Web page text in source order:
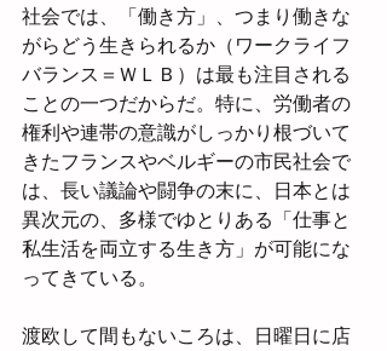
社会では、「働き方」、つまり働きな
がらどう生きられるか（ワークライフ
バランス＝ＷＬＢ）は最も注目される
ことの一つだからだ。特に、労働者の
権利や連帯の意識がしっかり根づいて
きたフランスやベルギーの市民社会で
は、長い議論や闘争の末に、日本とは
異次元の、多様でゆとりある「仕事と
私生活を両立する生き方」が可能にな
ってきている。
渡欧して間もないころは、日曜日に店